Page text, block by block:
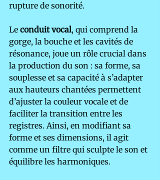
rupture de sonorité.
Le conduit vocal, qui comprend la
gorge, la bouche et les cavités de
résonance, joue un rôle crucial dans
la production du son : sa forme, sa
souplesse et sa capacité à s’adapter
aux hauteurs chantées permettent
d’ajuster la couleur vocale et de
faciliter la transition entre les
registres. Ainsi, en modifiant sa
forme et ses dimensions, il agit
comme un filtre qui sculpte le son et
équilibre les harmoniques.